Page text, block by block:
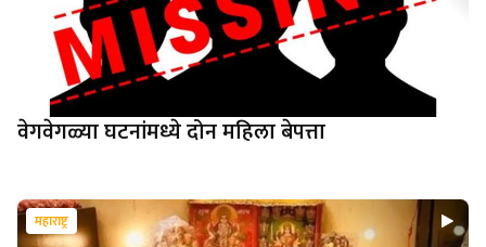
वेगवेगळ्या घटनांमध्ये दोन महिला बेपत्ता
महाराष्ट्र